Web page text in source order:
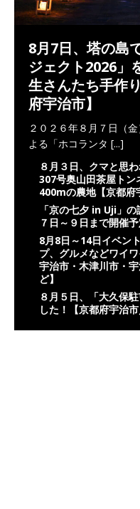
8月7日、塔の島
ジェクト2026」
生さんたち手作
府宇治市】
２０２６年８月７日（
よる「ホコランタ [...]
８月３日、クマと思
307号奥山田茶屋トン
400mの農地【京都府
「京の七夕 in Uji」
７日～９日まで開催
8月8日～14日イベン
プ、グルメなどワイ
宇治市・木津川市・
ど】
８月５日、「大久保
した！【京都府宇治市